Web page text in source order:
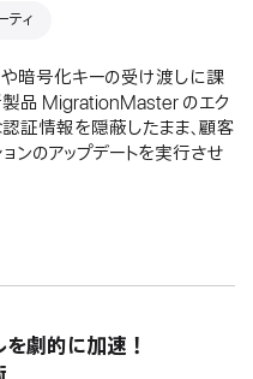
ティ
暗号化キーの受け渡しに課
製品 MigrationMaster のエク
証情報を隠蔽したまま、顧客
ンのアップデートを実行させ
を劇的に加速！